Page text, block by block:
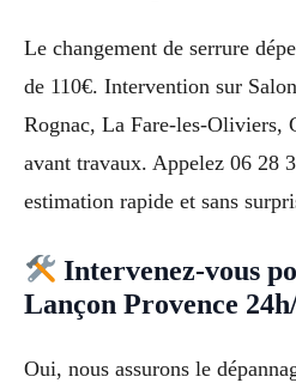
Le changement de serrure
de 110€. Intervention sur
Rognac, La Fare-les-Oliviers,
avant travaux. Appelez 06 28
estimation rapide et sans
Intervenez-vous
Lançon Provence
Oui, nous assurons le